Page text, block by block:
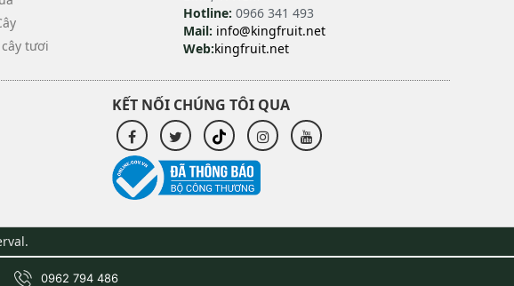
tươi
Hotline: 0966 341 493
Mail: info@kingfruit.net
Web:kingfruit.net
KẾT NỐI CHÚNG TÔI QUA
0962 794 486